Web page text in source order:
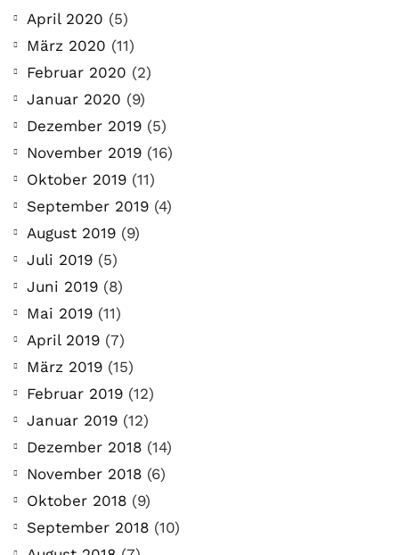
April 2020 (5)
März 2020 (11)
Februar 2020 (2)
Januar 2020 (9)
Dezember 2019 (5)
November 2019 (16)
Oktober 2019 (11)
September 2019 (4)
August 2019 (9)
Juli 2019 (5)
Juni 2019 (8)
Mai 2019 (11)
April 2019 (7)
März 2019 (15)
Februar 2019 (12)
Januar 2019 (12)
Dezember 2018 (14)
November 2018 (6)
Oktober 2018 (9)
September 2018 (10)